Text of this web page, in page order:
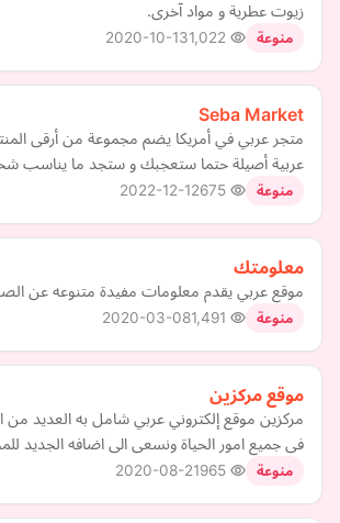
زيوت عطرية و مواد آخرى.
منوعة 2020-10-13
Seba Market
متجر عربي في أمريكا يضم مجموعة من أرقى
عربية أصيلة حتما ستعجبك و ستجد ما يناسب
منوعة 2022-12-12
معلومتك
موقع عربي يقدم معلومات مفيدة متنوعه عن
منوعة 2020-03-08
موقع مركزين
مركزين موقع إلكتروني عربي شامل به العديد من
فى جميع امور الحياة ونسعى الى اضافه الجديد
منوعة 2020-08-21